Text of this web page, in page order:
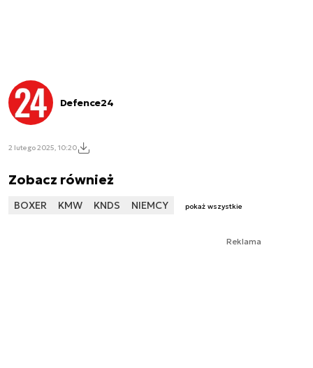
Defence24
2 lutego 2025, 10:20
Zobacz również
BOXER KMW KNDS NIEMCY pokaż wszystkie
Reklama